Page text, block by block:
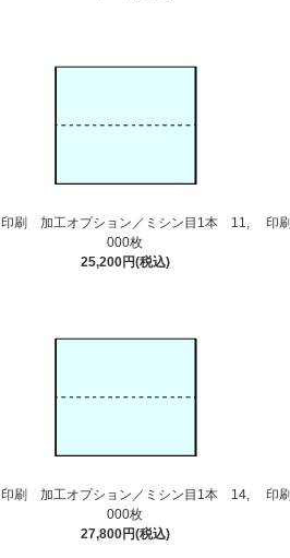
印刷 加工オプション／ミシン目1本 11,
000枚
25,200円(税込)
印
印刷 加工オプション／ミシン目1本 14,
000枚
27,800円(税込)
印